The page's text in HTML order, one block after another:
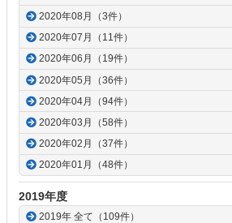
2020年08月（3件）
2020年07月（11件）
2020年06月（19件）
2020年05月（36件）
2020年04月（94件）
2020年03月（58件）
2020年02月（37件）
2020年01月（48件）
2019年度
2019年 全て（109件）